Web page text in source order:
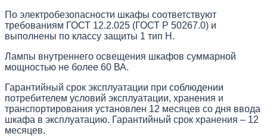
По электробезопасности шкафы соответствуют
требованиям ГОСТ 12.2.025 (ГОСТ Р 50267.0) и
выполнены по классу защиты 1 тип Н.
Лампы внутреннего освещения шкафов суммарной
мощностью не более 60 ВА.
Гарантийный срок эксплуатации при соблюдении
потребителем условий эксплуатации, хранения и
транспортирования установлен 12 месяцев со дня ввода
шкафа в эксплуатацию. Гарантийный срок хранения – 12
месяцев.